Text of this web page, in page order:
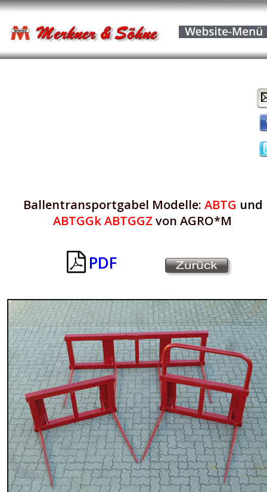
Ballentransportgabel Modelle: ABTG und
ABTGGk ABTGGZ von AGRO*M
PDF